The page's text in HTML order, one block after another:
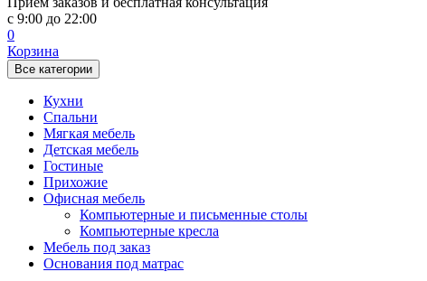
с 9:00 до 22:00
0
Корзина
Все категории
Кухни
Спальни
Мягкая мебель
Детская мебель
Гостиные
Прихожие
Офисная мебель
Компьютерные и письменные столы
Компьютерные кресла
Мебель под заказ
Основания под матрас